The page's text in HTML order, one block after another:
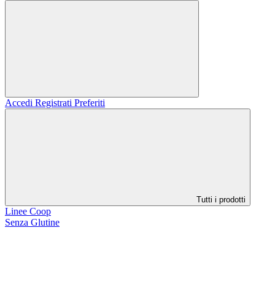
Accedi Registrati Preferiti
Tutti i prodotti
Linee Coop
Senza Glutine